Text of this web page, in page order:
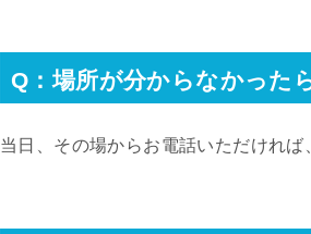
Q：場所が分からなかった
当日、その場からお電話いただければ